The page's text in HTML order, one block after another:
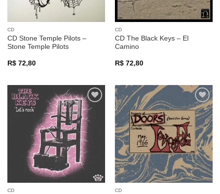
CD
CD Stone Temple Pilots –
Stone Temple Pilots
R$72,80
CD
CD The Black Keys – El
Camino
R$72,80
Adicionar
a lista de
desejos
CD
Adicionar
a lista de
desejos
CD